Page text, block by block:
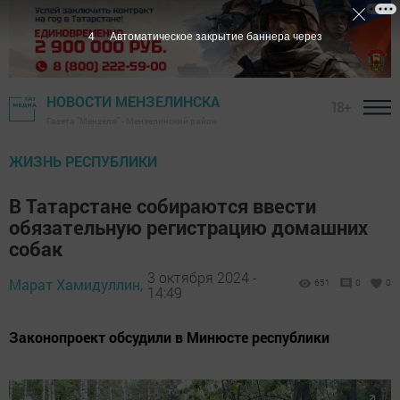
НОВОСТИ МЕНЗЕЛИНСКА
ЖИЗНЬ РЕСПУБЛИКИ
В Татарстане собираются ввести
обязательную регистрацию домашних
собак
Марат Хамидуллин, 3 октября 2024 -
14:49
651 0 0
Законопроект обсудили в Минюсте республики
3 Автоматическое закрытие баннера через